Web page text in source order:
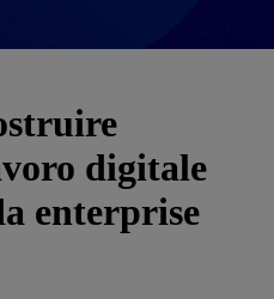
digitale
enterprise